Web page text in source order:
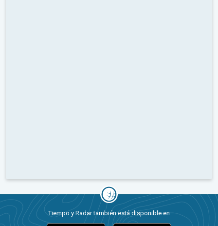
Tiempo y Radar también está disponible en